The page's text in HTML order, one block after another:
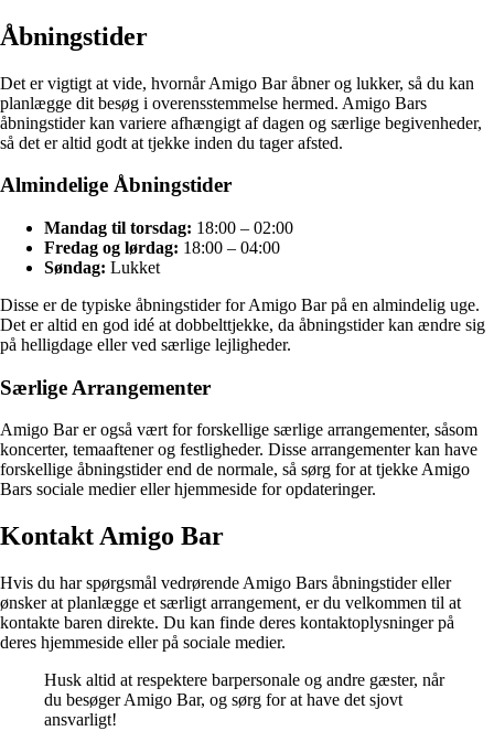
Åbningstider
Det er vigtigt at vide, hvornår Amigo Bar åbner og lukker, så du kan
planlægge dit besøg i overensstemmelse hermed. Amigo Bars
åbningstider kan variere afhængigt af dagen og særlige begivenheder,
så det er altid godt at tjekke inden du tager afsted.
Almindelige Åbningstider
Mandag til torsdag: 18:00 – 02:00
Fredag og lørdag: 18:00 – 04:00
Søndag: Lukket
Disse er de typiske åbningstider for Amigo Bar på en almindelig uge.
Det er altid en god idé at dobbelttjekke, da åbningstider kan ændre sig
på helligdage eller ved særlige lejligheder.
Særlige Arrangementer
Amigo Bar er også vært for forskellige særlige arrangementer, såsom
koncerter, temaaftener og festligheder. Disse arrangementer kan have
forskellige åbningstider end de normale, så sørg for at tjekke Amigo
Bars sociale medier eller hjemmeside for opdateringer.
Kontakt Amigo Bar
Hvis du har spørgsmål vedrørende Amigo Bars åbningstider eller
ønsker at planlægge et særligt arrangement, er du velkommen til at
kontakte baren direkte. Du kan finde deres kontaktoplysninger på
deres hjemmeside eller på sociale medier.
Husk altid at respektere barpersonale og andre gæster, når
du besøger Amigo Bar, og sørg for at have det sjovt
ansvarligt!